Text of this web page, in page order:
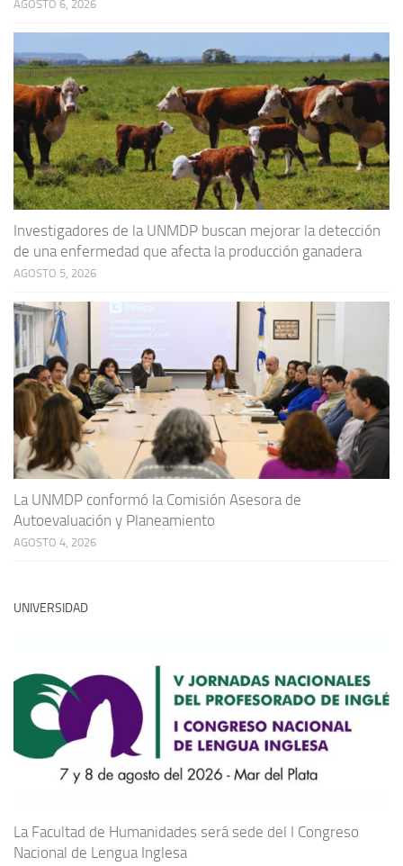
AGOSTO 6, 2026
Investigadores de la UNMDP buscan mejorar la detección
de una enfermedad que afecta la producción ganadera
AGOSTO 5, 2026
La UNMDP conformó la Comisión Asesora de
Autoevaluación y Planeamiento
AGOSTO 4, 2026
UNIVERSIDAD
La Facultad de Humanidades será sede del I Congreso
Nacional de Lengua Inglesa